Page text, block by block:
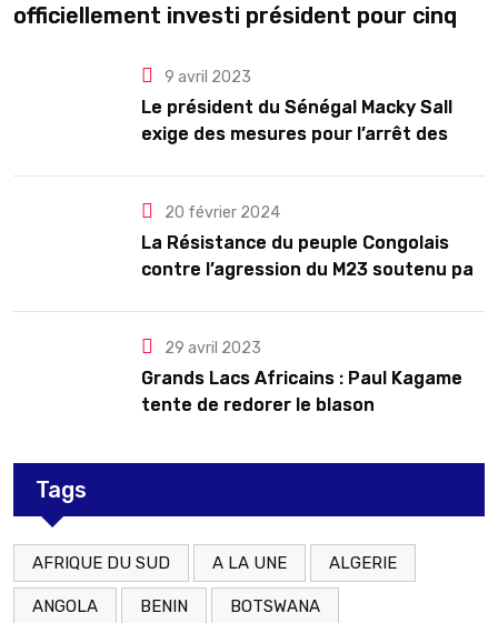
officiellement investi président pour cinq
9 avril 2023
Le président du Sénégal Macky Sall
exige des mesures pour l’arrêt des
20 février 2024
La Résistance du peuple Congolais
contre l’agression du M23 soutenu par
29 avril 2023
Grands Lacs Africains : Paul Kagame
tente de redorer le blason
Tags
AFRIQUE DU SUD A LA UNE ALGERIE
ANGOLA BENIN BOTSWANA